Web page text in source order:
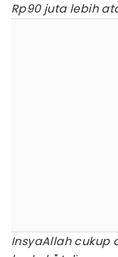
Rp90 juta lebih
InsyaAllah cukup